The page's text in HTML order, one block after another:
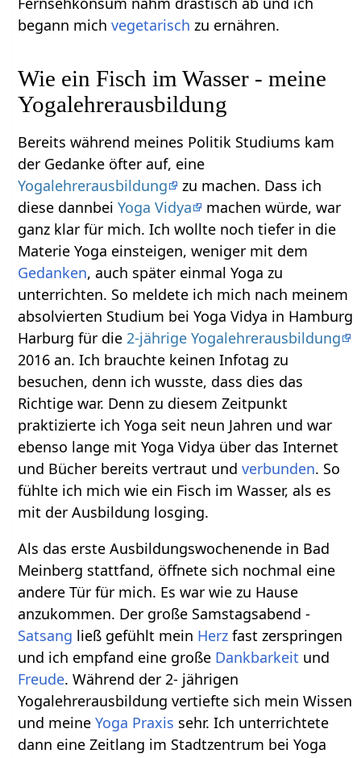
begann michvegetarisch zu ernähren.
Wie ein Fisch im Wasser - meine
Yogalehrerausbildung
Bereits während meines Politik Studiums kam
der Gedanke öfter auf, eine
Yogalehrerausbildung
zu machen. Dass ich
diese dannbeiYoga Vidya
machen würde, war
ganz klar für mich. Ich wollte noch tiefer in die
Materie Yoga einsteigen, weniger mit dem
Gedanken, auch später einmal Yoga zu
unterrichten. So meldete ich mich nach meinem
absolvierten Studium bei Yoga Vidya in Hamburg
Harburg für die2-jährige Yogalehrerausbildung
2016 an. Ich brauchte keinen Infotag zu
besuchen, denn ich wusste, dass dies das
Richtige war. Denn zu diesem Zeitpunkt
praktizierte ich Yoga seit neun Jahren und war
ebenso lange mit Yoga Vidya über das Internet
und Bücher bereits vertraut undverbunden. So
fühlte ich mich wie ein Fisch im Wasser, als es
mit der Ausbildung losging.
Als das erste Ausbildungswochenende in Bad
Meinberg stattfand, öffnete sich nochmal eine
andere Tür für mich. Es war wie zu Hause
anzukommen. Der große Samstagsabend -
Satsang ließ gefühlt mein Herz fast zerspringen
und ich empfand eine große Dankbarkeit und
Freude. Während der 2- jährigen
Yogalehrerausbildung vertiefte sich mein Wissen
und meineYoga Praxis sehr. Ich unterrichtete
dann eine Zeitlang im Stadtzentrum bei Yoga